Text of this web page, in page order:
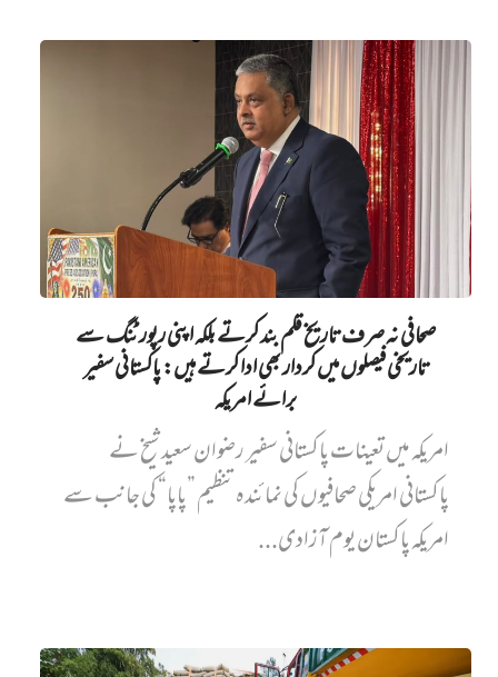
صحافی نہ صرف تاریخ قلم بند کرتے بلکہ اپنی رپورٹنگ سے
تاریخی فیصلوں میں کردار بھی ادا کرتے ہیں: پاکستانی سفیر
برائے امریکہ
امریکہ میں تعینات پاکستانی سفیر رضوان سعید شیخ نے
پاکستانی امریکی صحافیوں کی نمائندہ تنظیم ”پاپا“ کی جانب سے
امریکہ پاکستان یوم آزادی...